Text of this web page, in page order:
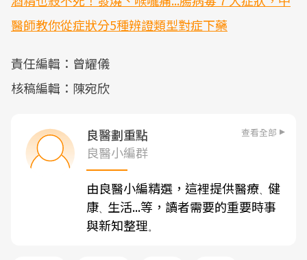
醫師教你從症狀分5種辨證類型對症下藥
責任編輯：曾耀儀
核稿編輯：陳宛欣
良醫劃重點 查看全部
良醫小編群
由良醫小編精選，這裡提供醫療、 健
康、 生活...等，讀者需要的重要時事
與新知整理。